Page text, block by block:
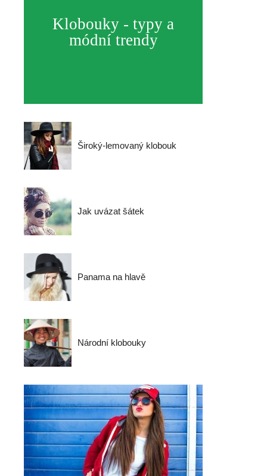
Klobouky - typy a
módní trendy
Široký-lemovaný klobouk
Jak uvázat šátek
Panama na hlavě
Národní klobouky